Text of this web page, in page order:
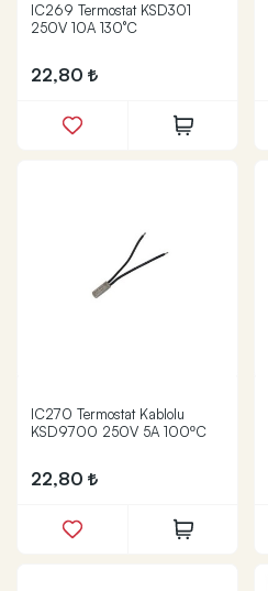
IC269 Termostat KSD301
250V 10A 130°C
22,80
IC270 Termostat Kablolu
KSD9700 250V 5A 100ºC
22,80